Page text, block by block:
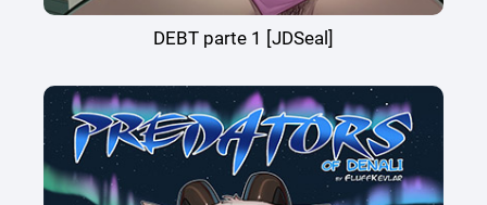
DEBT parte 1 [JDSeal]